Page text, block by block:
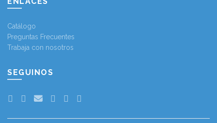
Catálogo
Preguntas Frecuentes
Trabaja con nosotros
SEGUINOS